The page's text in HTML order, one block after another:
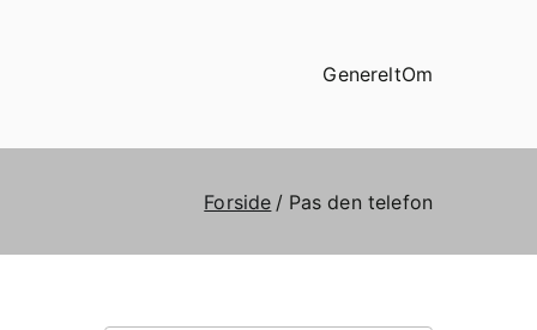
GenereltOm
Forside Pas den telefon